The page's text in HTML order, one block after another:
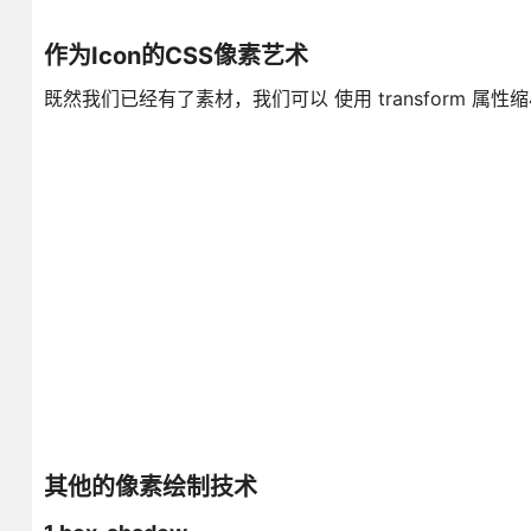
作为Icon的CSS像素艺术
既然我们已经有了素材，我们可以 使用 transform 属性缩
其他的像素绘制技术